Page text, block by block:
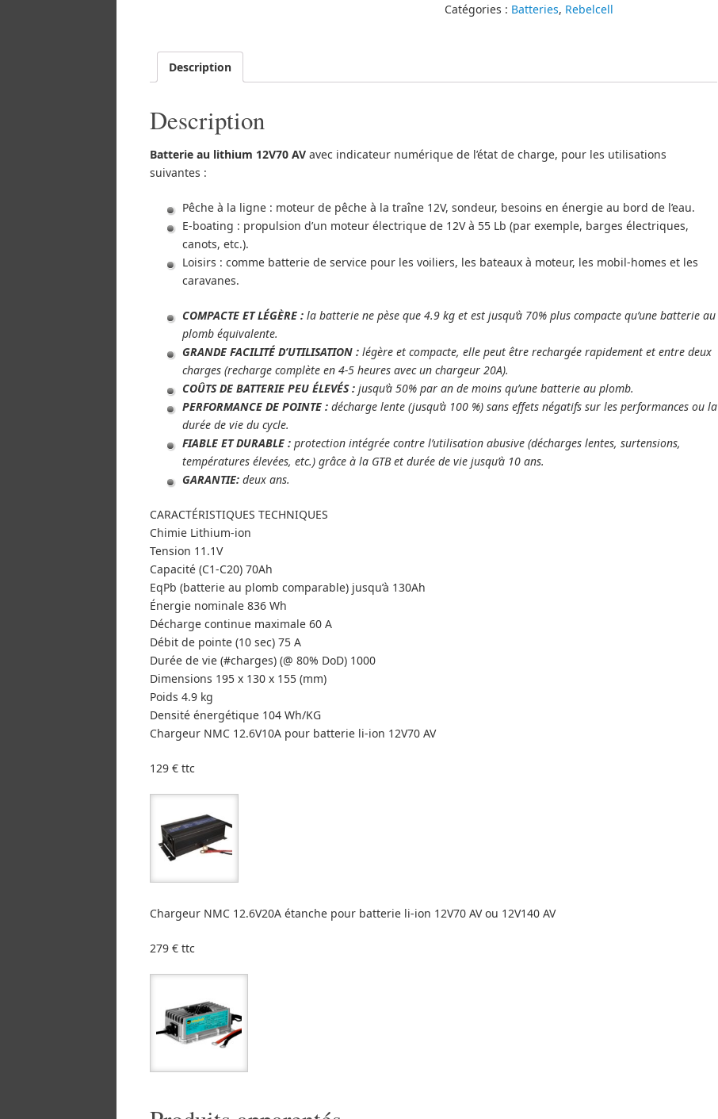
Catégories : Batteries, Rebelcell
Description
Description
Batterie au lithium 12V70 AV avec indicateur numérique de l’état de charge, pour les utilisations
suivantes :
Pêche à la ligne : moteur de pêche à la traîne 12V, sondeur, besoins en énergie au bord de l’eau.
E-boating : propulsion d’un moteur électrique de 12V à 55 Lb (par exemple, barges électriques,
canots, etc.).
Loisirs : comme batterie de service pour les voiliers, les bateaux à moteur, les mobil-homes et les
caravanes.
COMPACTE ET LÉGÈRE : la batterie ne pèse que 4.9 kg et est jusqu’à 70% plus compacte qu’une batterie au
plomb équivalente.
GRANDE FACILITÉ D’UTILISATION : légère et compacte, elle peut être rechargée rapidement et entre deux
charges (recharge complète en 4-5 heures avec un chargeur 20A).
COÛTS DE BATTERIE PEU ÉLEVÉS : jusqu’à 50% par an de moins qu’une batterie au plomb.
PERFORMANCE DE POINTE : décharge lente (jusqu’à 100 %) sans effets négatifs sur les performances ou la
durée de vie du cycle.
FIABLE ET DURABLE : protection intégrée contre l’utilisation abusive (décharges lentes, surtensions,
températures élevées, etc.) grâce à la GTB et durée de vie jusqu’à 10 ans.
GARANTIE: deux ans.
CARACTÉRISTIQUES TECHNIQUES
Chimie Lithium-ion
Tension 11.1V
Capacité (C1-C20) 70Ah
EqPb (batterie au plomb comparable) jusqu’à 130Ah
Énergie nominale 836 Wh
Décharge continue maximale 60 A
Débit de pointe (10 sec) 75 A
Durée de vie (#charges) (@ 80% DoD) 1000
Dimensions 195 x 130 x 155 (mm)
Poids 4.9 kg
Densité énergétique 104 Wh/KG
Chargeur NMC 12.6V10A pour batterie li-ion 12V70 AV
129 € ttc
Chargeur NMC 12.6V20A étanche pour batterie li-ion 12V70 AV ou 12V140 AV
279 € ttc